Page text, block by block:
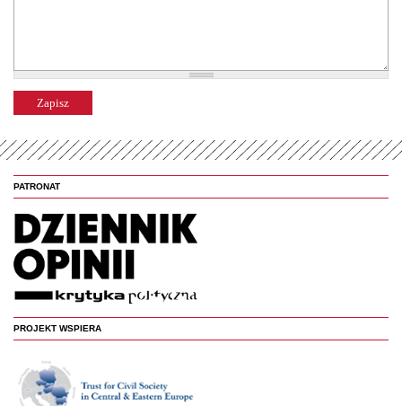
PATRONAT
PROJEKT WSPIERA